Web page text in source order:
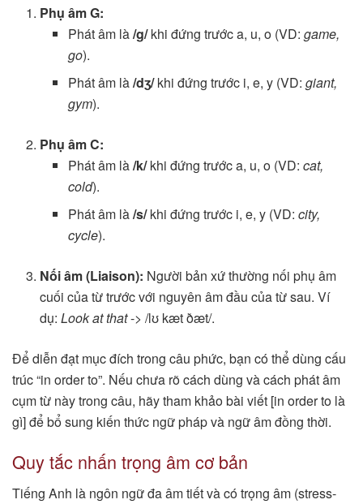
Phụ âm G:
Phát âm là/g/khi đứng trước a, u, o (VD: game,
go).
Phát âm là/dʒ/khi đứng trước i, e, y (VD: giant,
gym).
Phụ âm C:
Phát âm là/k/khi đứng trước a, u, o (VD: cat,
cold).
Phát âm là/s/khi đứng trước i, e, y (VD: city,
cycle).
Nối âm (Liaison): Người bản xứ thường nối phụ âm
cuối của từ trước với nguyên âm đầu của từ sau. Ví
dụ:Look at that-> /lʊ kæt ðæt/.
Để diễn đạt mục đích trong câu phức, bạn có thể dùng cấu
trúc “in order to”. Nếu chưa rõ cách dùng và cách phát âm
cụm từ này trong câu, hãy tham khảo bài viết [in order to là
gì] để bổ sung kiến thức ngữ pháp và ngữ âm đồng thời.
Quy tắc nhấn trọng âm cơ bản
Tiếng Anh là ngôn ngữ đa âm tiết và có trọng âm (stress-